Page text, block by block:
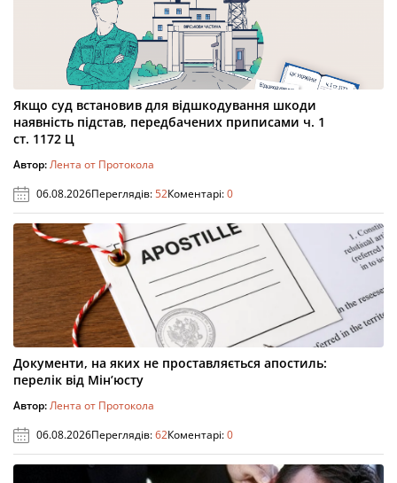
Якщо суд встановив для відшкодування шкоди
наявність підстав, передбачених приписами ч. 1
ст. 1172 Ц
Автор:Лента от Протокола
06.08.2026Переглядів:52Коментарі:0
Документи, на яких не проставляється апостиль:
перелік від Мін’юсту
Автор:Лента от Протокола
06.08.2026Переглядів:62Коментарі:0